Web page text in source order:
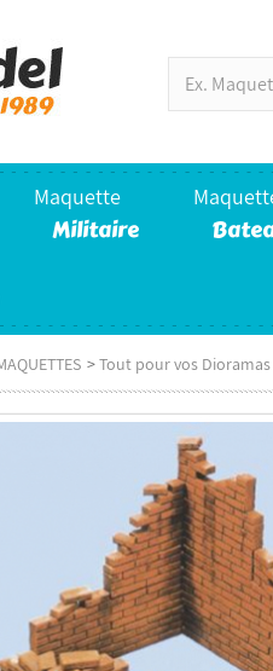
Maquette
Militaire
>Tout pour vos